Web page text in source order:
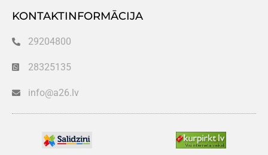
KONTAKTINFORMĀCIJA
29204800
28325135
info@a26.lv